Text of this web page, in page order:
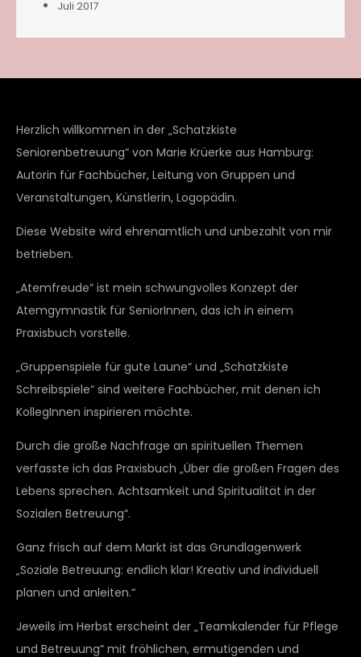
Juli 2017
Herzlich willkommen in der „Schatzkiste
Seniorenbetreuung“ von Marie Krüerke aus Hamburg:
Autorin für Fachbücher, Leitung von Gruppen und
Veranstaltungen, Künstlerin, Logopädin.
Diese Website wird ehrenamtlich und unbezahlt von mir
betrieben.
„Atemfreude“ ist mein schwungvolles Konzept der
Atemgymnastik für SeniorInnen, das ich in einem
Praxisbuch vorstelle.
„Gruppenspiele für gute Laune“ und „Schatzkiste
Schreibspiele“ sind weitere Fachbücher, mit denen ich
KollegInnen inspirieren möchte.
Durch die große Nachfrage an spirituellen Themen
verfasste ich das Praxisbuch „Über die großen Fragen des
Lebens sprechen. Achtsamkeit und Spiritualität in der
Sozialen Betreuung“.
Ganz frisch auf dem Markt ist das Grundlagenwerk
„Soziale Betreuung: endlich klar! Kreativ und individuell
planen und anleiten.“
Jeweils im Herbst erscheint der „Teamkalender für Pflege
und Betreuung“ mit fröhlichen, ermutigenden und